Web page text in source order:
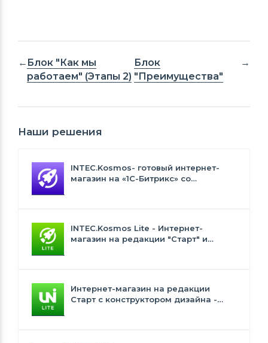
Блок "Как мы
работаем" (Этапы 2)
Блок
"Преимущества"
Наши решения
INTEC.Kosmos- готовый интернет-
магазин на «1С-Битрикс» со
INTEC.Kosmos Lite - Интернет-
магазин на редакции "Старт" и
Интернет-магазин на редакции
Старт с конструктором дизайна -